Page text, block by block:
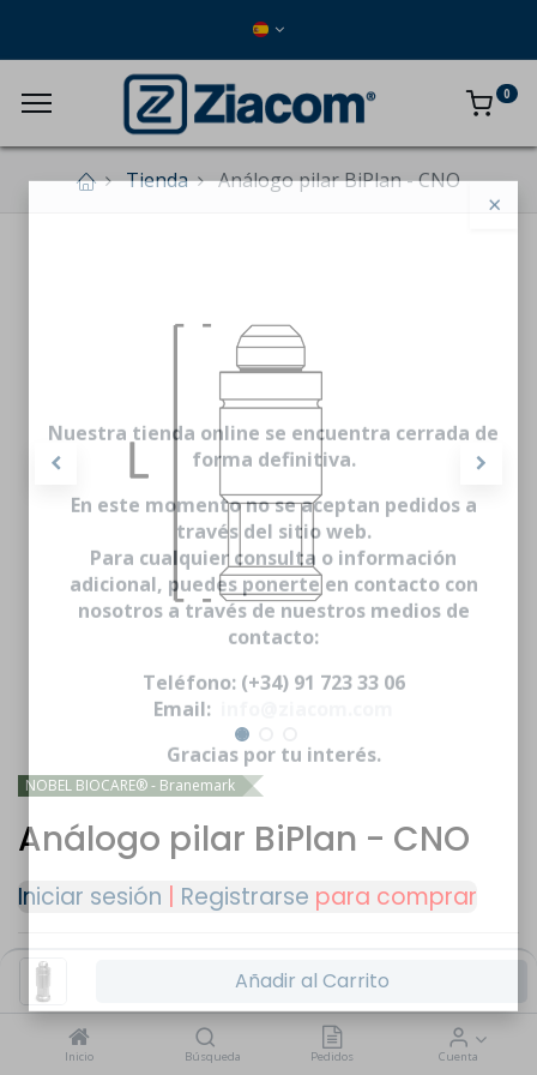
Añadir al Carrito
Inicio Búsqueda Pedidos Cuenta
0
Tienda Análogo pilar BiPlan - CNO
NOBEL BIOCARE® - Branemark
Análogo pilar BiPlan - CNO
Iniciar sesión Registrarse para comprar
CONSULTAR MÁS
×
Nuestra tienda online se encuentra cerrada de
forma definitiva.
En este momento no se aceptan pedidos a
través del sitio web.
Para cualquier consulta o información
adicional, puedes ponerte en contacto con
nosotros a través de nuestros medios de
contacto:
Teléfono: (+34) 91 723 33 06
Email:
info@ziacom.com
Gracias por tu interés.